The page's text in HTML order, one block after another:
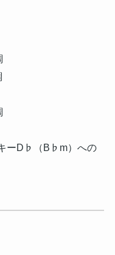
ーD♭（B♭m）への